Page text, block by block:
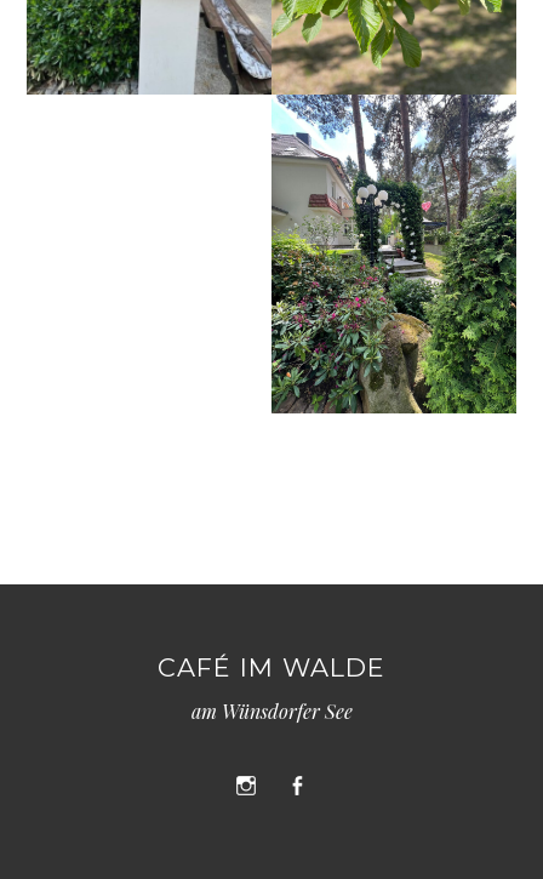
CAFÉ IM WALDE
am Wünsdorfer See